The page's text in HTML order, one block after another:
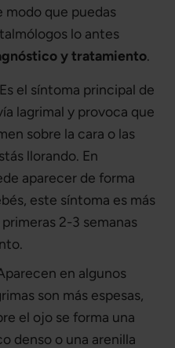
modo que puedas
lo antes
y tratamiento.
el síntoma principal de
lagrimal y provoca que
sobre la cara o las
llorando. En
aparecer de forma
este síntoma es más
2-3 semanas
en algunos
son más espesas,
el ojo se forma una
denso o una arenilla